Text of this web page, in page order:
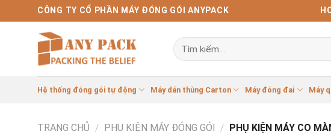
qua
CÔNG TY CỔ PHẦN MÁY ĐÓNG GÓI ANYPACK
Tìm
kiếm:
Hệ thống đóng gói tự động Máy dán thùng Carton Máy đóng đai Máy
TRANG CHỦ / PHỤ KIỆN MÁY ĐÓNG GÓI / PHỤ KIỆN MÁY CO